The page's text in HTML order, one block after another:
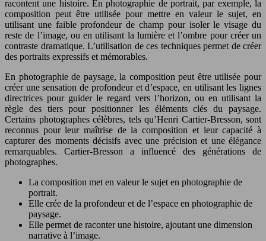
racontent une histoire. En photographie de portrait, par exemple, la
composition peut être utilisée pour mettre en valeur le sujet, en
utilisant une faible profondeur de champ pour isoler le visage du
reste de l’image, ou en utilisant la lumière et l’ombre pour créer un
contraste dramatique. L’utilisation de ces techniques permet de créer
des portraits expressifs et mémorables.
En photographie de paysage, la composition peut être utilisée pour
créer une sensation de profondeur et d’espace, en utilisant les lignes
directrices pour guider le regard vers l’horizon, ou en utilisant la
règle des tiers pour positionner les éléments clés du paysage.
Certains photographes célèbres, tels qu’Henri Cartier-Bresson, sont
reconnus pour leur maîtrise de la composition et leur capacité à
capturer des moments décisifs avec une précision et une élégance
remarquables. Cartier-Bresson a influencé des générations de
photographes.
La composition met en valeur le sujet en photographie de
portrait.
Elle crée de la profondeur et de l’espace en photographie de
paysage.
Elle permet de raconter une histoire, ajoutant une dimension
narrative à l’image.